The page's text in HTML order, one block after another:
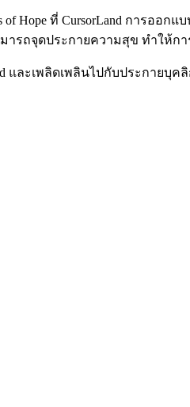
of Hope ที่ CursorLand การอ
รถจุดประกายความสุข ทำให้
และเพลิดเพลินไปกับประกาย